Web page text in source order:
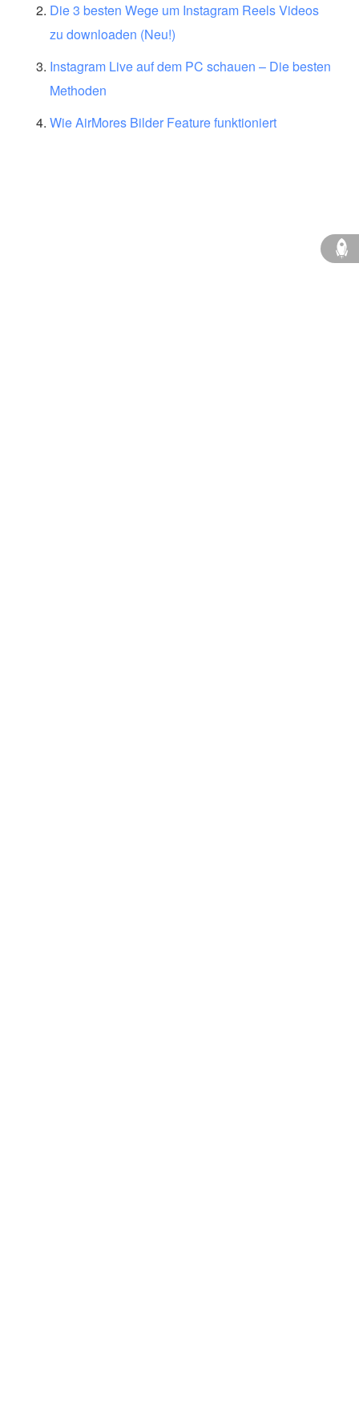
Die 3 besten Wege um Instagram Reels Videos
zu downloaden (Neu!)
Instagram Live auf dem PC schauen – Die besten
Methoden
Wie AirMores Bilder Feature funktioniert